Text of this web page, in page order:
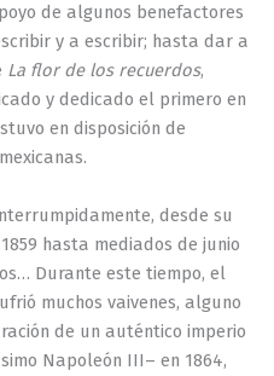
de algunos benefactores
y a escribir; hasta dar a
La flor de los recuerdos,
y dedicado el primero en
en disposición de
desde su
hasta mediados de junio
Durante este tiempo, el
muchos vaivenes, alguno
de un auténtico imperio
Napoleón III– en 1864,